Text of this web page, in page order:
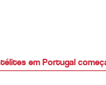
em Portugal